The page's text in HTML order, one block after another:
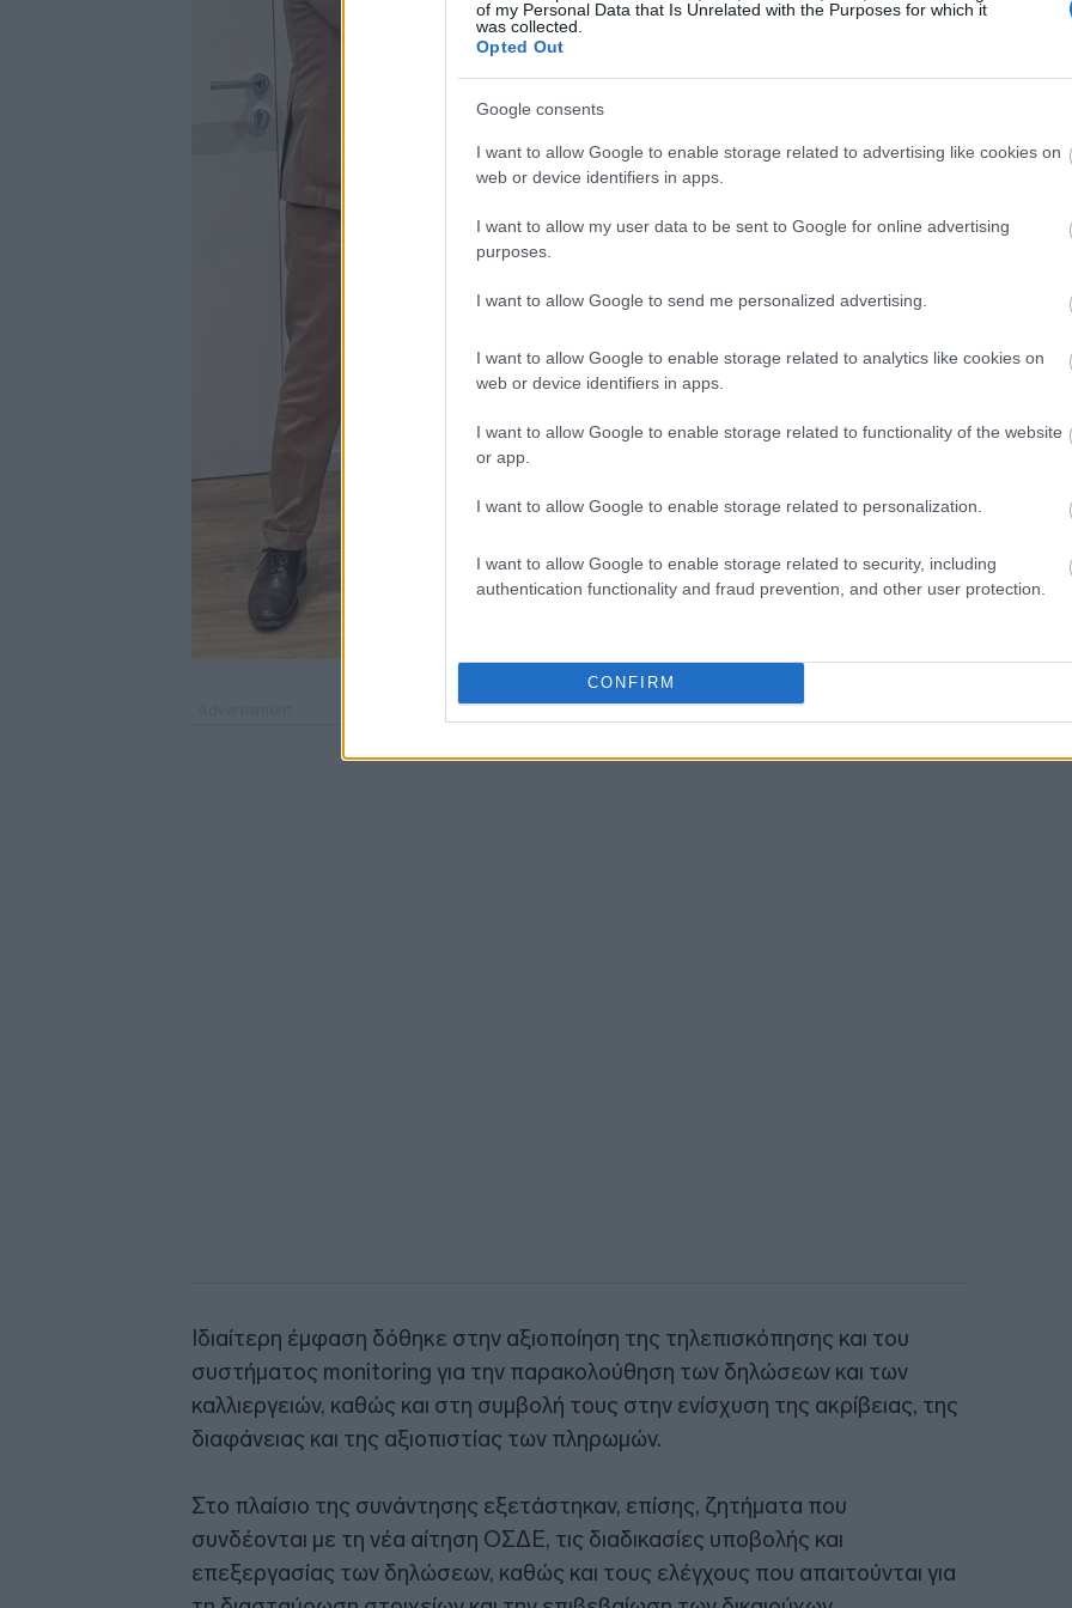
of my Personal Data that Is Unrelated with the Purposes for which it
was collected.
Opted Out
Google consents
I want to allow Google to enable storage related to advertising like cookies on
web or device identifiers in apps.
I want to allow my user data to be sent to Google for online advertising
purposes.
I want to allow Google to send me personalized advertising.
I want to allow Google to enable storage related to analytics like cookies on
web or device identifiers in apps.
I want to allow Google to enable storage related to functionality of the website
or app.
I want to allow Google to enable storage related to personalization.
I want to allow Google to enable storage related to security, including
authentication functionality and fraud prevention, and other user protection.
CONFIRM
Ιδιαίτερη έμφαση δόθηκε στην αξιοποίηση της τηλεπισκόπησης και του
συστήματος monitoring για την παρακολούθηση των δηλώσεων και των
καλλιεργειών, καθώς και στη συμβολή τους στην ενίσχυση της ακρίβειας, της
διαφάνειας και της αξιοπιστίας των πληρωμών.
Στο πλαίσιο της συνάντησης εξετάστηκαν, επίσης, ζητήματα που
συνδέονται με τη νέα αίτηση ΟΣΔΕ, τις διαδικασίες υποβολής και
επεξεργασίας των δηλώσεων, καθώς και τους ελέγχους που απαιτούνται για
09:27